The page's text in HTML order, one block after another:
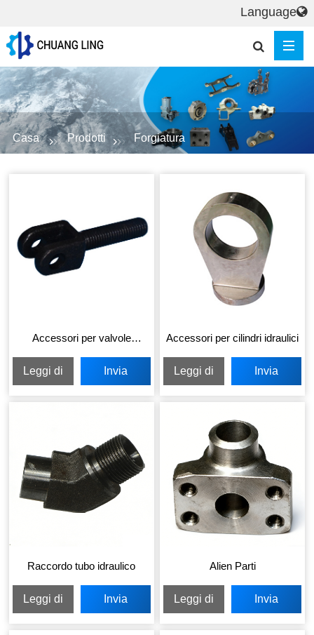
Casa Prodotti Forgiatura
Accessori per valvole
Leggi di
più
Invia
richiesta
Accessori per cilindri idraulici
Leggi di
più
Invia
richiesta
Raccordo tubo idraulico
Leggi di
più
Invia
richiesta
Alien Parti
Leggi di
più
Invia
richiesta
Language